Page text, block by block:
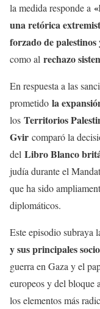
la medida responde a
una retórica
forzado de
como al rechazo
En respuesta a las
prometido la
los Territorios
Gvir comparó la
del Libro Blanco
judía durante el
que ha sido
diplomáticos.
Este episodio subraya
y sus principales
guerra en Gaza y el
europeos y del bloque
los elementos más